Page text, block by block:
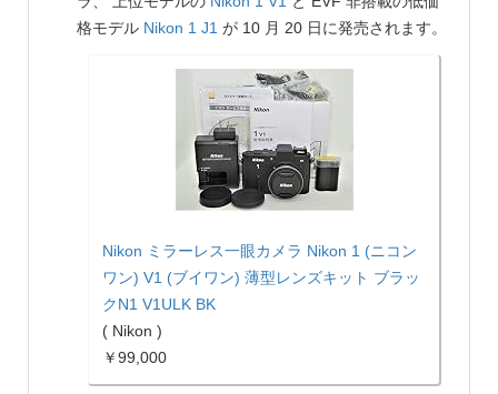
格モデル Nikon 1 J1 が 10 月 20 日に発売されます。
Nikon ミラーレス一眼カメラ Nikon 1 (ニコン
ワン) V1 (ブイワン) 薄型レンズキット ブラッ
クN1 V1ULK BK
( Nikon )
￥99,000